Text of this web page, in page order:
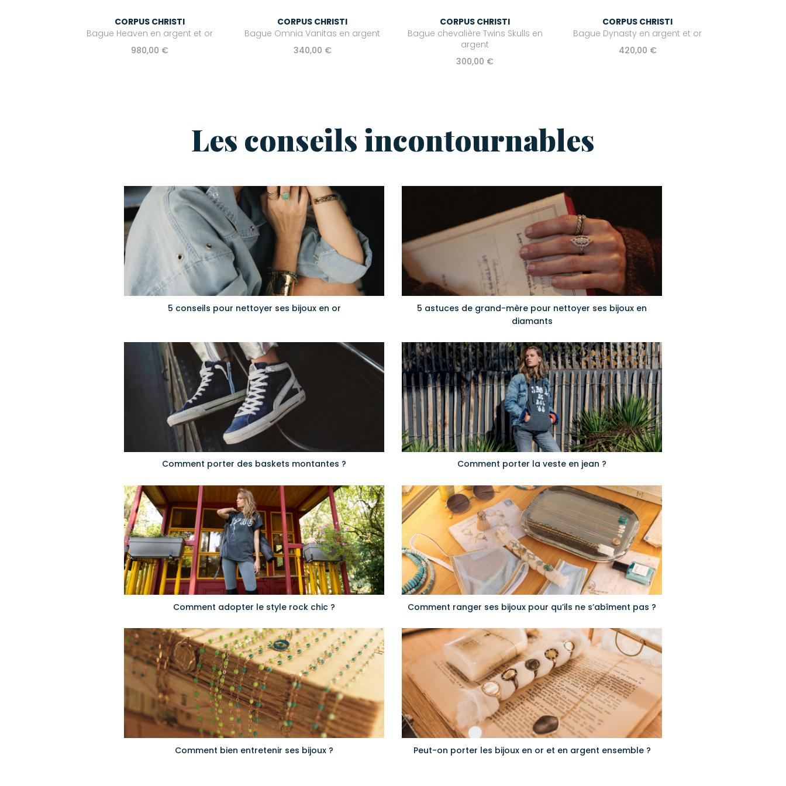
CORPUS CHRISTI
Bague Heaven en argent et or
980,00 €
CORPUS CHRISTI
Bague Omnia Vanitas en argent
340,00 €
CORPUS CHRISTI
Bague chevalière Twins Skulls en
argent
300,00 €
CORPUS CHRISTI
Bague Dynasty en argent et or
420,00 €
Les conseils incontournables
5 conseils pour nettoyer ses bijoux en or
5 astuces de grand-mère pour nettoyer ses bijoux en
diamants
Comment porter des baskets montantes ? Comment porter la veste en jean ?
Comment adopter le style rock chic ? Comment ranger ses bijoux pour qu’ils ne s’abîment pas ?
Comment bien entretenir ses bijoux ? Peut-on porter les bijoux en or et en argent ensemble ?